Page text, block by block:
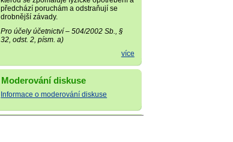
předchází poruchám a odstraňují se
drobnější závady.
Pro účely účetnictví – 504/2002 Sb., §
32, odst. 2, písm. a)
více
Moderování diskuse
Informace o moderování diskuse